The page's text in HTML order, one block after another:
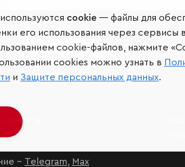
Мир сквозь
сетях и
– Telegram Max
cookie — файлы для
его использования через сервисы
cookie-файлов, нажмите
cookies можно узнать в
и Защите персональных данных.